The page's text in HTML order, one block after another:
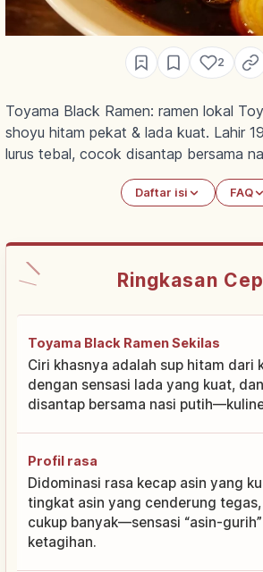
2
Toyama Black Ramen: ramen lokal
shoyu hitam pekat & lada kuat. Lahir
lurus tebal, cocok disantap bersama
Daftar isi FAQ
Ringkasan
Toyama Black Ramen Sekilas
Ciri khasnya adalah sup hitam dari
dengan sensasi lada yang kuat,
disantap bersama nasi
Profil rasa
Didominasi rasa kecap asin yang
tingkat asin yang cenderung
cukup banyak—sensasi “asin-
ketagihan.